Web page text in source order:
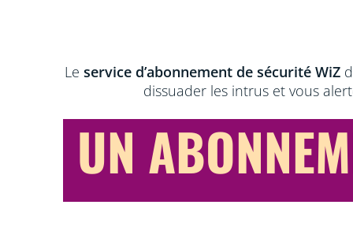
Le service d’abonnement de sécurité WiZ
dissuader les intrus et vous
UN